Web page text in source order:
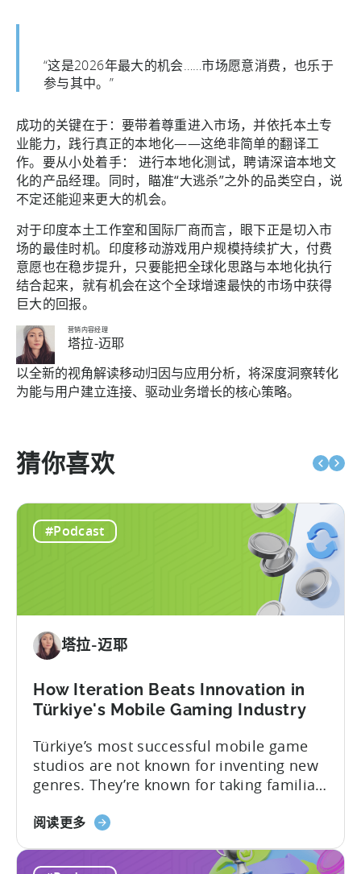
“这是2026年最大的机会……市场愿意消费，也乐于
参与其中。”
成功的关键在于：要带着尊重进入市场，并依托本土专
业能力，践行真正的本地化——这绝非简单的翻译工
作。要从小处着手： 进行本地化测试，聘请深谙本地文
化的产品经理。同时，瞄准“大逃杀”之外的品类空白，说
不定还能迎来更大的机会。
对于印度本土工作室和国际厂商而言，眼下正是切入市
场的最佳时机。印度移动游戏用户规模持续扩大，付费
意愿也在稳步提升，只要能把全球化思路与本地化执行
结合起来，就有机会在这个全球增速最快的市场中获得
巨大的回报。
营销内容经理
塔拉-迈耶
以全新的视角解读移动归因与应用分析，将深度洞察转化
为能与用户建立连接、驱动业务增长的核心策略。
猜你喜欢
#Podcast
塔拉-迈耶
How Iteration Beats Innovation in
Türkiye's Mobile Gaming Industry
Türkiye’s most successful mobile game
studios are not known for inventing new
genres. They’re known for taking familiar
exceptionally well. That was one of the
conversation between Tenjin Country
阅读更多about